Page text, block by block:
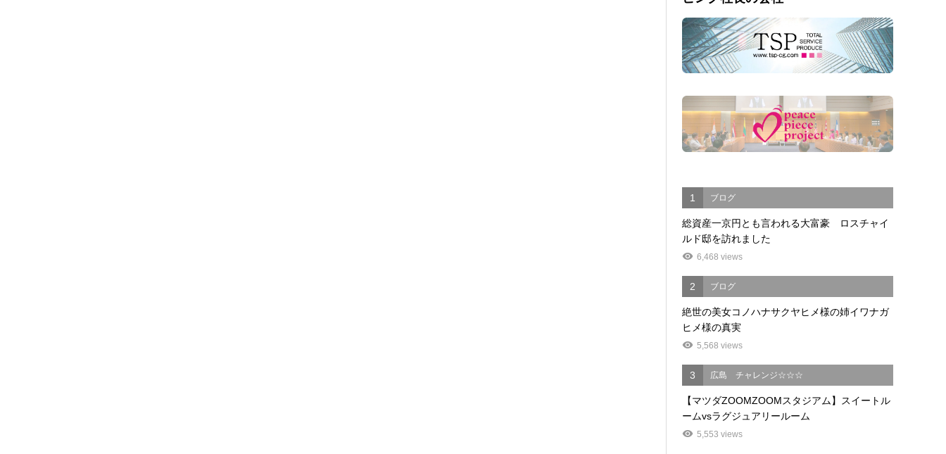
1 ブログ
総資産一京円とも言われる大富豪 ロスチャイ
ルド邸を訪れました
6,468 views
2 ブログ
絶世の美女コノハナサクヤヒメ様の姉イワナガ
ヒメ様の真実
5,568 views
3 広島 チャレンジ☆☆☆
【マツダZOOMZOOMスタジアム】スイートル
ームvsラグジュアリールーム
5,553 views